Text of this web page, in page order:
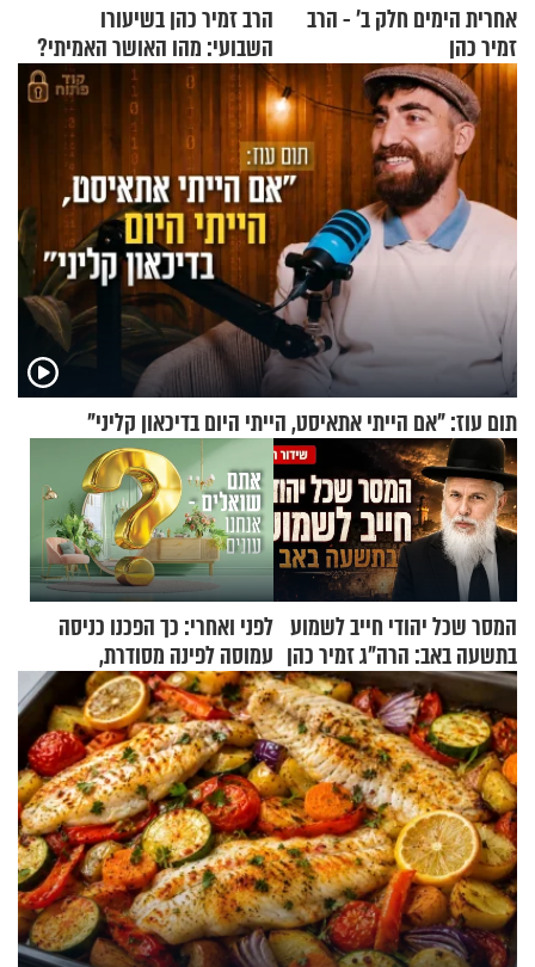
אחרית הימים חלק ב’ - הרב
זמיר כהן
הרב זמיר כהן בשיעורו
השבועי: מהו האושר האמיתי?
תום עוז: "אם הייתי אתאיסט, הייתי היום בדיכאון קליני"
המסר שכל יהודי חייב לשמוע
בתשעה באב: הרה"ג זמיר כהן
בשיעור מיוחד
לפני ואחרי: כך הפכנו כניסה
עמוסה לפינה מסודרת,
שימושית ומזמינה